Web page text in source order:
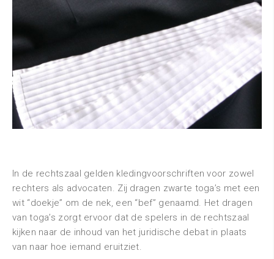
In de rechtszaal gelden kledingvoorschriften voor zowel
rechters als advocaten. Zij dragen zwarte toga’s met een
wit “doekje” om de nek, een “bef” genaamd. Het dragen
van toga’s zorgt ervoor dat de spelers in de rechtszaal
kijken naar de inhoud van het juridische debat in plaats
van naar hoe iemand eruitziet.